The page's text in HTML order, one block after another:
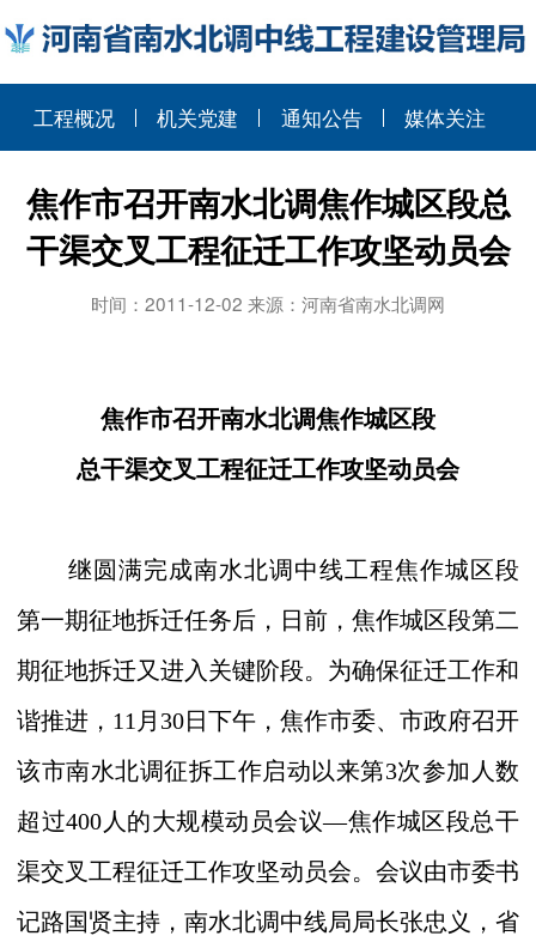
工程概况 机关党建 通知公告 媒体关注
焦作市召开南水北调焦作城区段总
干渠交叉工程征迁工作攻坚动员会
时间：2011-12-02 来源：河南省南水北调网
焦作市召开南水北调焦作城区段
总干渠交叉工程征迁工作攻坚动员会
继圆满完成南水北调中线工程焦作城区段
第一期征地拆迁任务后，日前，焦作城区段第二
期征地拆迁又进入关键阶段。为确保征迁工作和
谐推进， 11 月 30日下午， 焦作市委、市政府召开
该市南水北调征拆工作启动以来第3次参加人数
超过400 人的大规模动员会议—焦作城区段总干
渠交叉工程征迁工作攻坚动员会。会议由市委书
记路国贤主持，南水北调中线局局长张忠义， 省